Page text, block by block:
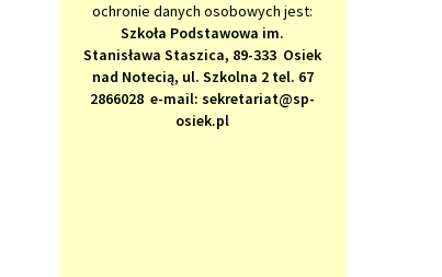
ochronie danych osobowych jest:
Szkoła Podstawowa im.
Stanisława Staszica, 89-333 Osiek
nad Notecią, ul. Szkolna 2 tel. 67
2866028 e-mail: sekretariat@sp-
osiek.pl